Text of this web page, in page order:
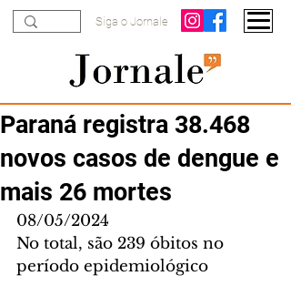
Siga o Jornale
Paraná registra 38.468
novos casos de dengue e
mais 26 mortes
08/05/2024
No total, são 239 óbitos no
período epidemiológico